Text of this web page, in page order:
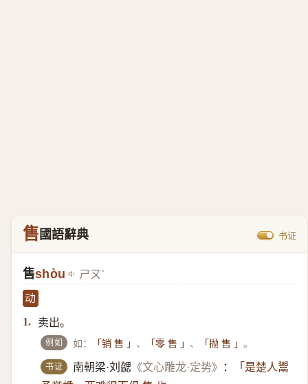
售國語辭典 书证
售shòu ㄕㄡˋ
动
1.
卖出。
例如 如： 「销 售 」 、 「零 售 」 、 「抛 售 」。
书证 南朝梁·刘勰 《文心雕龙·定势》 ：
「是楚人鬻